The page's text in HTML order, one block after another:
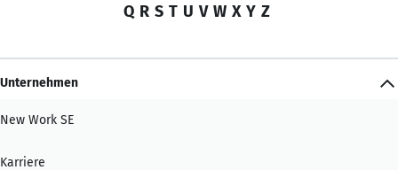
Q R S T U V W X Y Z
Unternehmen
New Work SE
Karriere